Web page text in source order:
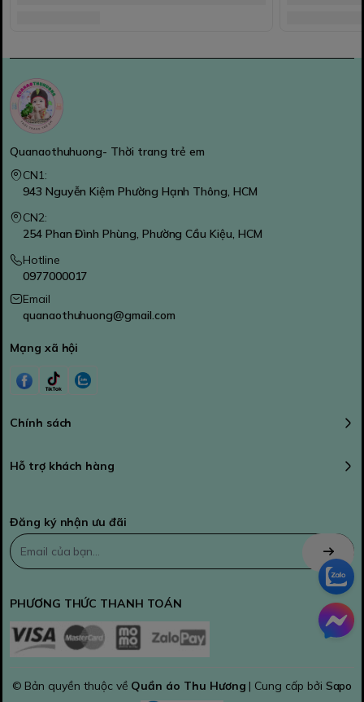
Quanaothuhuong- Thời trang trẻ em
CN1:
943 Nguyễn Kiệm Phường Hạnh Thông, HCM
CN2:
254 Phan Đình Phùng, Phường Cầu Kiệu, HCM
Hotline
0977000017
Email
quanaothuhuong@gmail.com
Mạng xã hội
Chính sách
Hỗ trợ khách hàng
Đăng ký nhận ưu đãi
PHƯƠNG THỨC THANH TOÁN
© Bản quyền thuộc về Quần áo Thu Hương | Cung cấp bởi Sapo